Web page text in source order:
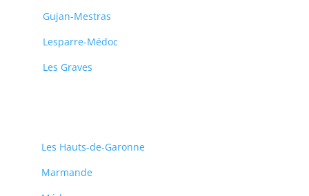
Gujan-Mestras
Lesparre-Médoc
Les Graves
Les Hauts-de-Garonne
Marmande